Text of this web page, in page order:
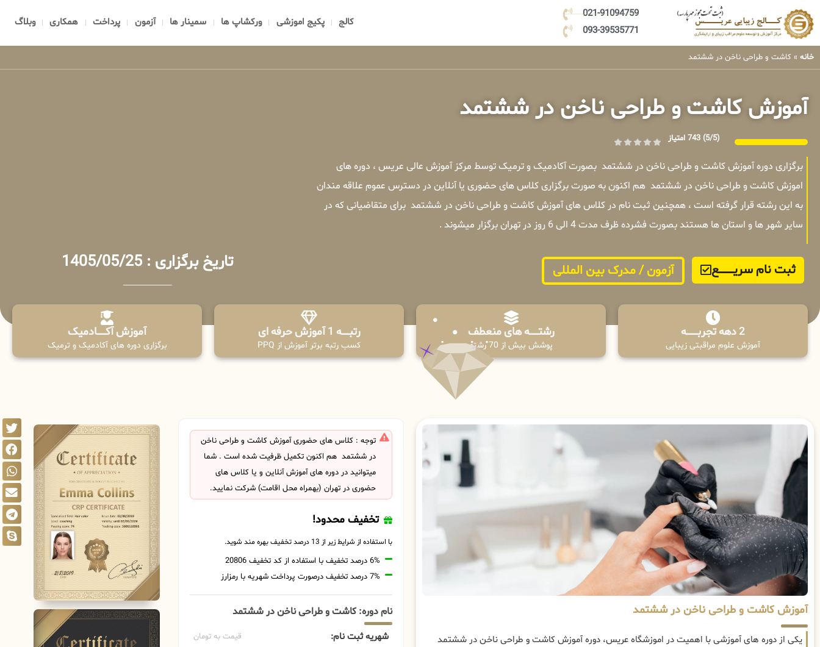
021-91094759
093-39535771
کالج پکیج اموزشی ورکشاپ ها سمینار ها آزمون پرداخت همکاری وبلاگ
خانه » کاشت و طراحی ناخن در ششتمد
آموزش کاشت و طراحی ناخن در ششتمد
(5/5) 743 امتیاز
برگزاری دوره آموزش کاشت و طراحی ناخن در ششتمد بصورت آکادمیک و ترمیک توسط مرکز آموزش عالی عریس ، دوره های
اموزش کاشت و طراحی ناخن در ششتمد هم اکنون به صورت برگزاری کلاس های حضوری یا آنلاین در دسترس عموم علاقه مندان
به این رشته قرار گرفته است ، همچنین ثبت نام در کلاس های آموزش کاشت و طراحی ناخن در ششتمد برای متقاضیانی که در
سایر شهر ها و استان ها هستند بصورت فشرده ظرف مدت 4 الی 6 روز در تهران برگزار میشوند .
ثبت نام سریــــــــــــع آزمون / مدرک بین المللی تاریخ برگزاری : 1405/05/25
2 دهه تجربـــــــــه
آموزش علوم مراقبتی زیبایی
رشتـــــــه های منعطف
پوشش بیش از 70 رشته
رتبــــــه 1 آموزش حرفه ای
کسب رتبه برتر آموزش از PPQ
آموزش آکـــــــادمیک
برگزاری دوره های آکادمیک و ترمیک
آموزش کاشت و طراحی ناخن در ششتمد
یکی از دوره های آموزشی با اهمیت در اموزشگاه عریس، دوره آموزش کاشت و طراحی ناخن در ششتمد
توجه : کلاس های حضوری آموزش کاشت و طراحی ناخن
در ششتمد هم اکنون تکمیل ظرفیت شده است . شما
میتوانید در دوره های آموزش آنلاین و یا کلاس های
حضوری در تهران (بهمراه محل اقامت) شرکت نمایید.
تخفیف محدود!
با استفاده از شرایط زیر از 13 درصد تخفیف بهره مند شوید.
6% درصد تخفیف با استفاده از کد تخفیف 20806
7% درصد تخفیف درصورت پرداخت شهریه با رمزارز
نام دوره: کاشت و طراحی ناخن در ششتمد
شهریه ثبت نام: قیمت به تومان